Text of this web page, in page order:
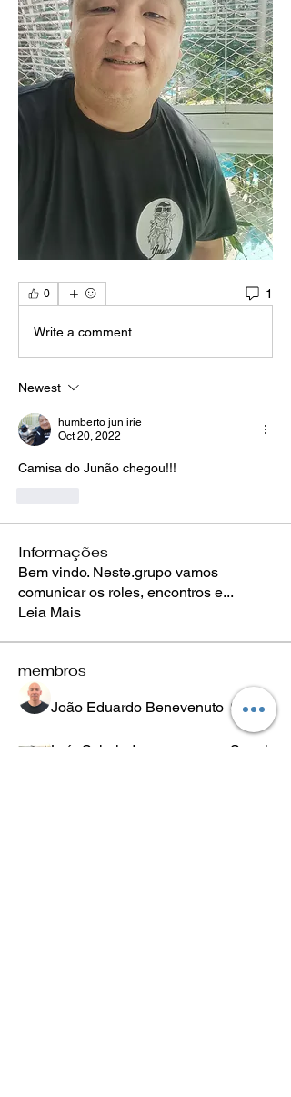
0 1
Write a comment...
Newest
humberto jun irie
Oct 20, 2022
Camisa do Junão chegou!!!
Informações
Bem vindo. Neste.grupo vamos
comunicar os roles, encontros e...
Leia Mais
membros
João Eduardo Benevenuto Seguir
Luís Scheleder
Seguir